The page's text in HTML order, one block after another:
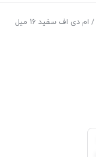
/ ام دی اف سفید 16 میل